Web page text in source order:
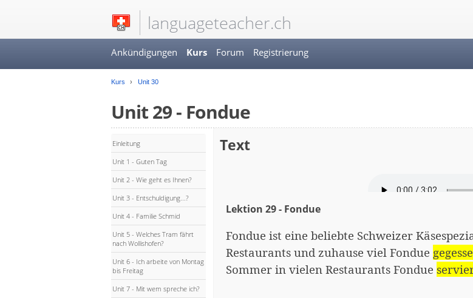
languageteacher.ch
Ankündigungen Kurs Forum Registrierung
Kurs Unit 30
Unit 29 - Fondue
Einleitung
Unit 1 - Guten Tag
Unit 2 - Wie geht es Ihnen?
Unit 3 - Entschuldigung...?
Unit 4 - Familie Schmid
Unit 5 - Welches Tram fährt
nach Wollishofen?
Unit 6 - Ich arbeite von Montag
bis Freitag
Unit 7 - Mit wem spreche ich?
Text
Lektion 29 - Fondue
Fondue ist eine beliebte Schweizer
Restaurants und zuhause viel Fondue
Sommer in vielen Restaurants Fondue